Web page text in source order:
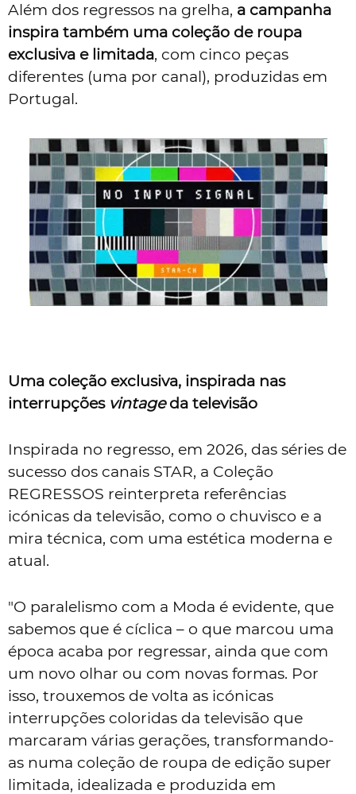
Além dos regressos na grelha, a campanha
inspira também uma coleção de roupa
exclusiva e limitada, com cinco peças
diferentes (uma por canal), produzidas em
Portugal.
Uma coleção exclusiva, inspirada nas
interrupções vintageda televisão
Inspirada no regresso, em 2026, das séries de
sucesso dos canais STAR, a Coleção
REGRESSOS reinterpreta referências
icónicas da televisão, como o chuvisco e a
mira técnica, com uma estética moderna e
atual.
"O paralelismo com a Moda é evidente, que
sabemos que é cíclica – o que marcou uma
época acaba por regressar, ainda que com
um novo olhar ou com novas formas. Por
isso, trouxemos de volta as icónicas
interrupções coloridas da televisão que
marcaram várias gerações, transformando-
as numa coleção de roupa de edição super
limitada, idealizada e produzida em